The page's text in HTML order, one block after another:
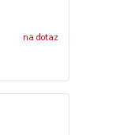
na dotaz